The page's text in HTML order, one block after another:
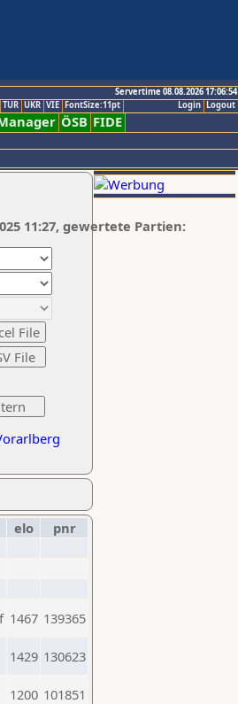
Servertime 08.08.2026 17:06:54
Logout
Login
TUR UKR VIE FontSize:11pt
ÖSB FIDE
11:27, gewertete Partien:
elo
pnr
1467 139365
1429 130623
1200 101851